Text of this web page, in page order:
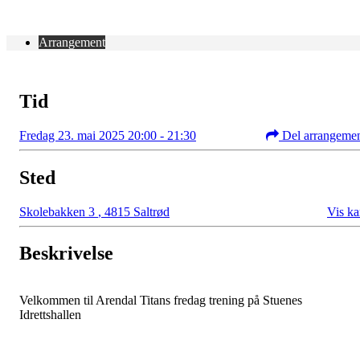
Arrangement
Tid
Fredag 23. mai 2025 20:00 - 21:30 Del
Sted
Skolebakken 3 , 4815 Saltrød Vis
Beskrivelse
Velkommen til Arendal Titans fredag trening på Stuenes
Idrettshallen